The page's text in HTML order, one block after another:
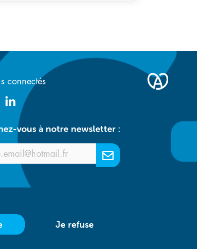
connectés
vous à notre newsletter :
Je refuse